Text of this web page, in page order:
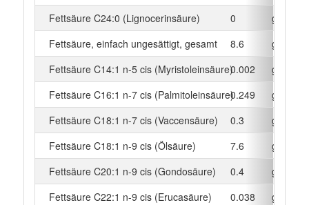
Fettsäure C24:0 (Lignocerinsäure)
0
g
Fettsäure, einfach ungesättigt, gesamt
8.6
g
Fettsäure C14:1 n-5 cis (Myristoleinsäure)0.002
g
Fettsäure C16:1 n-7 cis (Palmitoleinsäure)0.249
g
Fettsäure C18:1 n-7 cis (Vaccensäure)
0.3
g
Fettsäure C18:1 n-9 cis (Ölsäure)
7.6
g
Fettsäure C20:1 n-9 cis (Gondosäure)
0.4
g
Fettsäure C22:1 n-9 cis (Erucasäure)
0.038
g